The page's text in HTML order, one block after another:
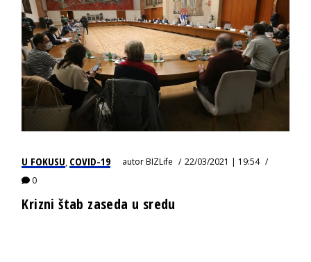
U FOKUSU, COVID-19 autorBIZLife
22/03/2021 | 19:54
0
Krizni štab zaseda u sredu